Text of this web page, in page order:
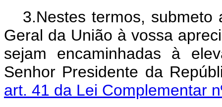
3.Nestes termos, submeto
Geral da União à vossa
sejam encaminhadas à
Senhor Presidente da
art. 41 da Lei Complementar